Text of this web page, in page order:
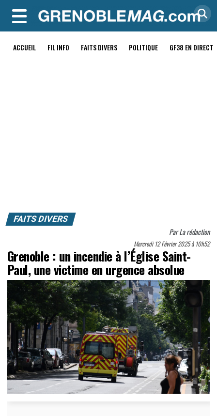
MENU
ACCUEIL FIL INFO FAITS DIVERS POLITIQUE GF38 EN DIRECT
FAITS DIVERS
ParLa rédaction
Mercredi 12 Février 2025 à 10h52
Grenoble : un incendie à l’Église Saint-
Paul, une victime en urgence absolue